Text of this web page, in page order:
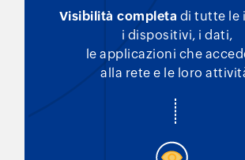
Visibilità completa di tutte le
i dispositivi, i dati,
le applicazioni che
alla rete e le loro